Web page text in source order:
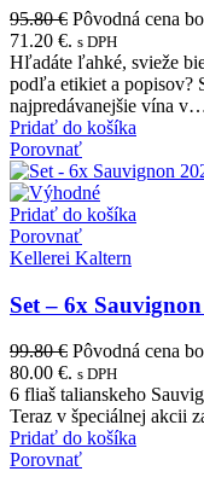
95.80€ Pôvodná cena
71.20 €. s DPH
Hľadáte ľahké, svieže
podľa etikiet a popisov?
najpredávanejšie vína
Pridať do košíka
Porovnať
Pridať do košíka
Porovnať
Kellerei Kaltern
Set – 6x
99.80€ Pôvodná cena
80.00 €. s DPH
6 fliaš talianskeho
Teraz v špeciálnej akcii
Pridať do košíka
Porovnať